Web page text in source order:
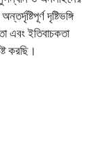
দৃষ্টিভঙ্গি
এবং ইতিবাচকতা
করছি।